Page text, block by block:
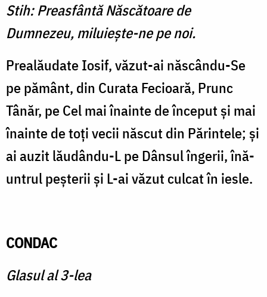
Stih: Preasfântă Născătoare de
Dumnezeu, miluieşte-ne pe noi.
Prealăudate Iosif, văzut-ai născându-Se
pe pământ, din Curata Fecioară, Prunc
Tânăr, pe Cel mai înainte de început şi mai
înainte de toţi vecii născut din Părintele; şi
ai auzit lăudându-L pe Dânsul îngerii, înă­
untrul peşterii şi L-ai văzut cul­cat în iesle.
CONDAC
Glasul al 3-lea